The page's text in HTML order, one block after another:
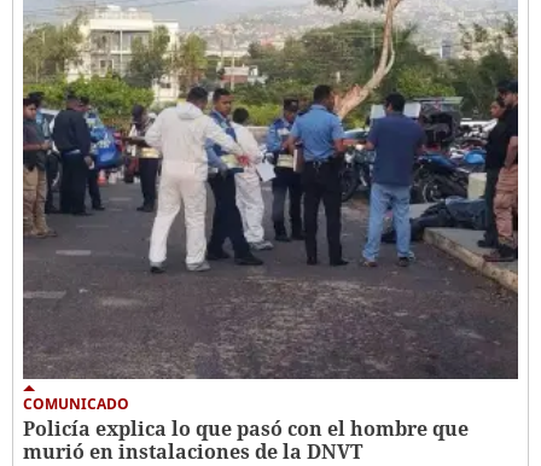
COMUNICADO
Policía explica lo que pasó con el hombre que
murió en instalaciones de la DNVT